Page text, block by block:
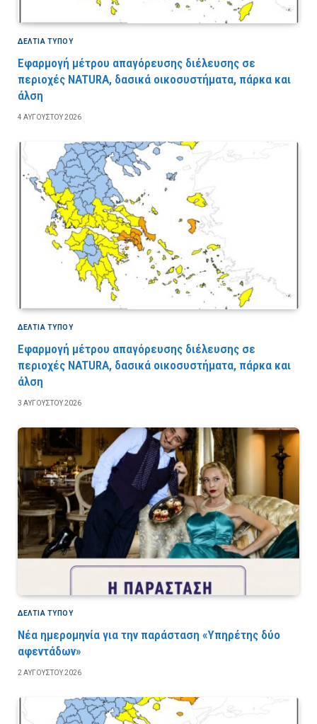
ΔΕΛΤΙΑ ΤΥΠΟΥ
Εφαρμογή μέτρου απαγόρευσης διέλευσης σε
περιοχές NATURA, δασικά οικοσυστήματα, πάρκα και
άλση
4 ΑΥΓΟΎΣΤΟΥ 2026
ΔΕΛΤΙΑ ΤΥΠΟΥ
Εφαρμογή μέτρου απαγόρευσης διέλευσης σε
περιοχές NATURA, δασικά οικοσυστήματα, πάρκα και
άλση
3 ΑΥΓΟΎΣΤΟΥ 2026
ΔΕΛΤΙΑ ΤΥΠΟΥ
Νέα ημερομηνία για την παράσταση «Υπηρέτης δύο
αφεντάδων»
2 ΑΥΓΟΎΣΤΟΥ 2026